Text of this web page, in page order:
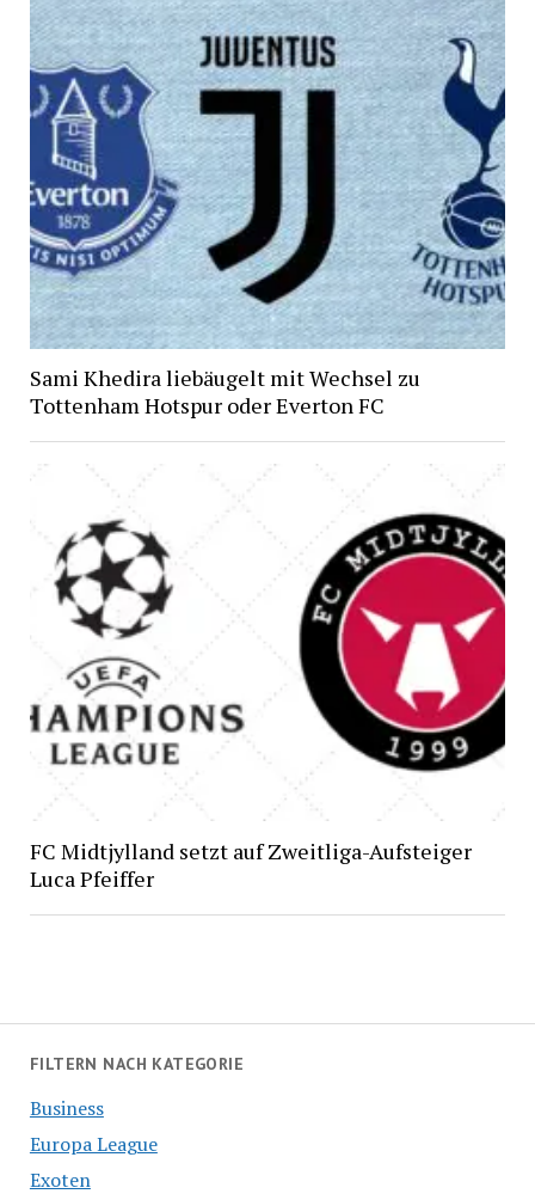
Sami Khedira liebäugelt mit Wechsel zu
Tottenham Hotspur oder Everton FC
FC Midtjylland setzt auf Zweitliga-Aufsteiger
Luca Pfeiffer
FILTERN NACH KATEGORIE
Business
Europa League
Exoten